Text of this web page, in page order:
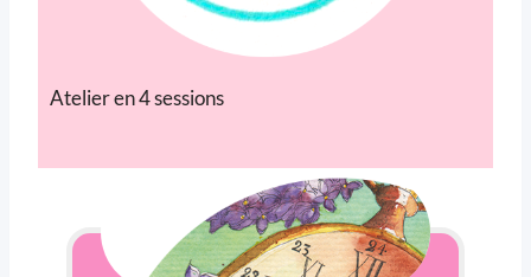
Atelier en 4 sessions